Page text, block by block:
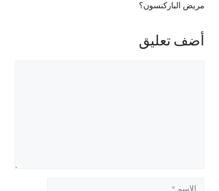
مريض الباركنسون؟
أضف تعليق
الاسم